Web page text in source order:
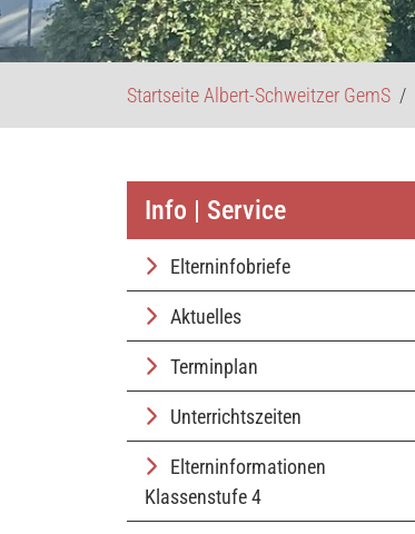
Startseite Albert-Schweitzer GemS
Info | Service
Elterninfobriefe
Aktuelles
Terminplan
Unterrichtszeiten
Elterninformationen
Klassenstufe 4